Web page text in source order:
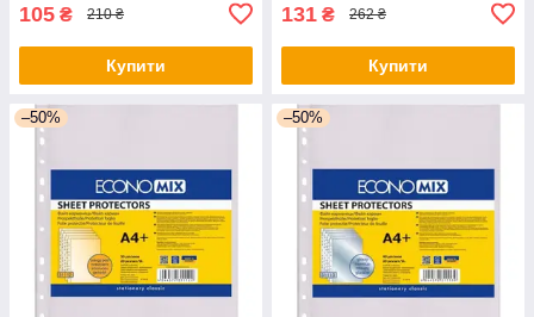
105 ₴ 210 ₴
Купити
131 ₴ 262 ₴
Купити
–50% –50%